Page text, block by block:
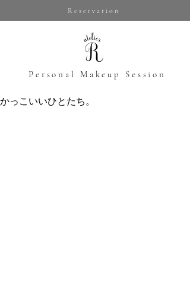
Reservation
​Personal Makeup Session
かっこいいひとたち。